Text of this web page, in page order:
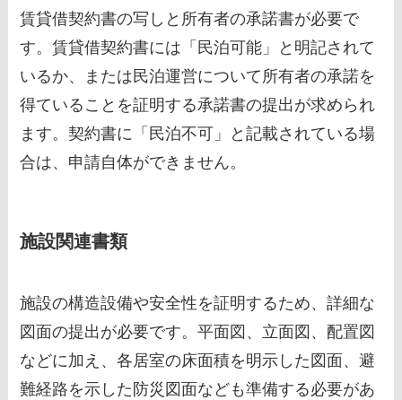
賃貸借契約書の写しと所有者の承諾書が必要で
す。賃貸借契約書には「民泊可能」と明記されて
いるか、または民泊運営について所有者の承諾を
得ていることを証明する承諾書の提出が求められ
ます。契約書に「民泊不可」と記載されている場
合は、申請自体ができません。
施設関連書類
施設の構造設備や安全性を証明するため、詳細な
図面の提出が必要です。平面図、立面図、配置図
などに加え、各居室の床面積を明示した図面、避
難経路を示した防災図面なども準備する必要があ